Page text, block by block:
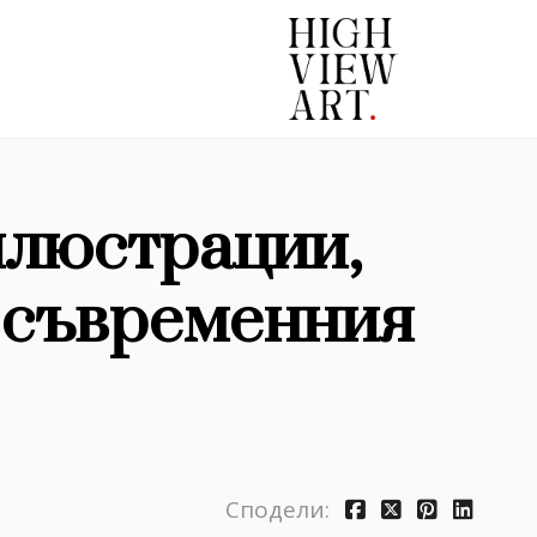
Сподели: